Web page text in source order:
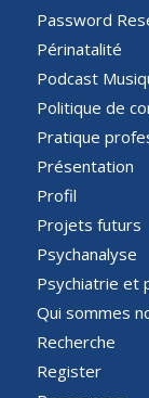
Password
Périnatalité
Podcast
Politique de
Pratique
Présentation
Profil
Projets futurs
Psychanalyse
Psychiatrie et
Qui sommes
Recherche
Register